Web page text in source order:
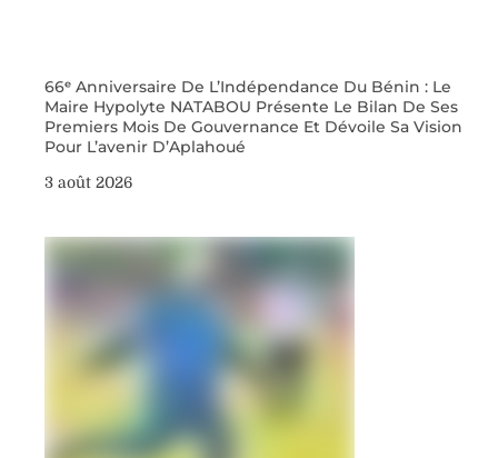
66ᵉ Anniversaire De L’Indépendance Du Bénin : Le
Maire Hypolyte NATABOU Présente Le Bilan De Ses
Premiers Mois De Gouvernance Et Dévoile Sa Vision
Pour L’avenir D’Aplahoué
3 août 2026